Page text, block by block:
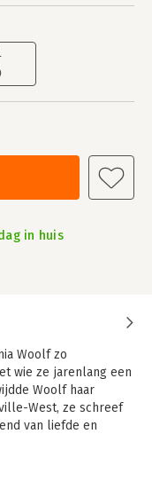
in huis
Woolf zo
wie ze jarenlang een
Woolf haar
West, ze schreef
van liefde en